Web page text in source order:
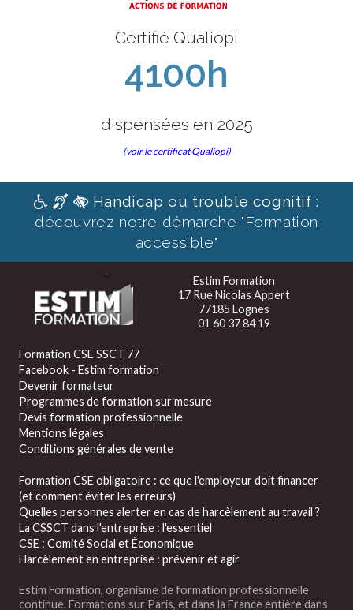
Certifié Qualiopi
4100h
dispensées en 2025
(voir le certificat Qualiopi)
Handicap ou trouble cognitif :
découvrez notre démarche "Formation
accessible"
Estim Formation
17 Rue Nicolas Appert
77185 Lognes
01 60 37 84 19
Formation CSE SSCT 77
Facebook - Estim formation
Devenir formateur
Programmes de formation sur mesure
Devis formation professionnelle
Mentions légales
Conditions générales de vente
Formation CSE obligatoire : ce que l'employeur doit financer
(et comment éviter les erreurs)
Quelles personnes alerter en cas de harcèlement au travail ?
La CSSCT dans l'entreprise : l'essentiel
CSE : Comité Social et Économique
Harcèlement en entreprise : prévenir et agir
Estim Formation, organisme de formation professionnelle
continue. Formations sur Paris, et dans la France entière dans